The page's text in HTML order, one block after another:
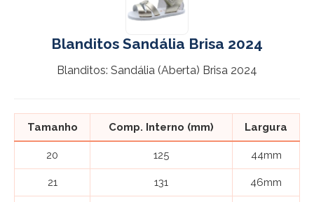
Blanditos Sandália Brisa 2024
Blanditos: Sandália (Aberta) Brisa 2024
Tamanho Comp. Interno (mm) Largura
20 125 44mm
21 131 46mm